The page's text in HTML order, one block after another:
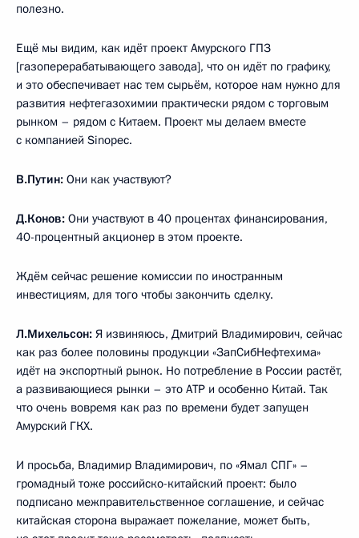
полезно.
Ещё мы видим, как идёт проект Амурского ГПЗ
[газоперерабатывающего завода], что он идёт по графику,
и это обеспечивает нас тем сырьём, которое нам нужно для
развития нефтегазохимии практически рядом с торговым
рынком – рядом с Китаем. Проект мы делаем вместе
с компанией Sinopec.
В.Путин: Они как участвуют?
Д.Конов: Они участвуют в 40 процентах финансирования,
40-процентный акционер в этом проекте.
Ждём сейчас решение комиссии по иностранным
инвестициям, для того чтобы закончить сделку.
Л.Михельсон: Я извиняюсь, Дмитрий Владимирович, сейчас
как раз более половины продукции «ЗапСибНефтехима»
идёт на экспортный рынок. Но потребление в России растёт,
а развивающиеся рынки – это АТР и особенно Китай. Так
что очень вовремя как раз по времени будет запущен
Амурский ГКХ.
И просьба, Владимир Владимирович, по «Ямал СПГ» –
громадный тоже российско-китайский проект: было
подписано межправительственное соглашение, и сейчас
китайская сторона выражает пожелание, может быть,